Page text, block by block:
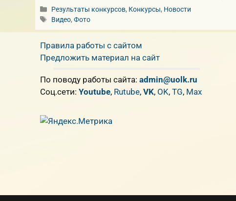
Рубрики
Результаты конкурсов, Конкурсы, Новости
Метки
Видео,Фото
Правила работы с сайтом
Предложить материал на сайт
По поводу работы сайта: admin@uolk.ru
Cоц.сети: Youtube, Rutube, VK, OK, TG, Max